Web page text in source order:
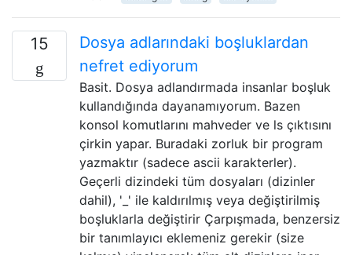
15
Dosya adlarındaki boşluklardan
nefret ediyorum
Basit. Dosya adlandırmada insanlar boşluk
kullandığında dayanamıyorum. Bazen
konsol komutlarını mahveder ve ls çıktısını
çirkin yapar. Buradaki zorluk bir program
yazmaktır (sadece ascii karakterler).
Geçerli dizindeki tüm dosyaları (dizinler
dahil), '_' ile kaldırılmış veya değiştirilmiş
boşluklarla değiştirir Çarpışmada, benzersiz
bir tanımlayıcı eklemeniz gerekir (size